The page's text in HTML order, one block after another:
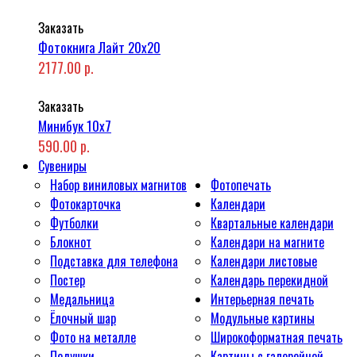
Заказать
Фотокнига Лайт 20x20
2177.00 р.
Заказать
Минибук 10х7
590.00 р.
Сувениры
Набор виниловых магнитов
Фотокарточка
Футболки
Блокнот
Подставка для телефона
Постер
Медальница
Ёлочный шар
Фото на металле
Фотопечать
Календари
Квартальные календари
Календари на магните
Календари листовые
Календарь перекидной
Интерьерная печать
Модульные картины
Широкоформатная печать